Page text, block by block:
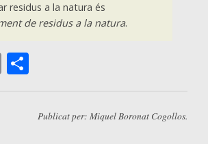
residus a la natura és
de residus a la natura.
Email
Publicat per: Miquel Boronat Cogollos.